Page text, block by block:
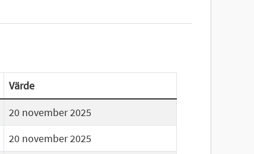
Värde
20 november 2025
20 november 2025